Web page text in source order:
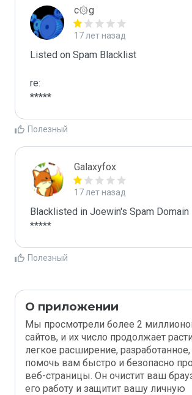
c۞g
17 лет назад
Listed on Spam Blacklist
re:
*****
Полезный
Galaxyfox
17 лет назад
Blacklisted in Joewin's Spam Domain
*****
Полезный
О приложении
Мы просмотрели более 2
сайтов, и их число продолжает
легкое расширение,
помочь вам быстро и безопасно
веб-страницы. Он очистит ваш
его работу и защитит вашу личную